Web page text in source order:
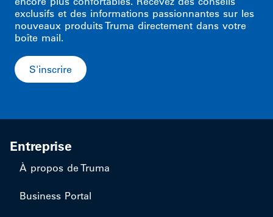
exclusifs et des informations passionnantes sur les
nouveaux produits Truma directement dans votre
boîte mail.
S'inscrire
Entreprise
À propos de Truma
Business Portal